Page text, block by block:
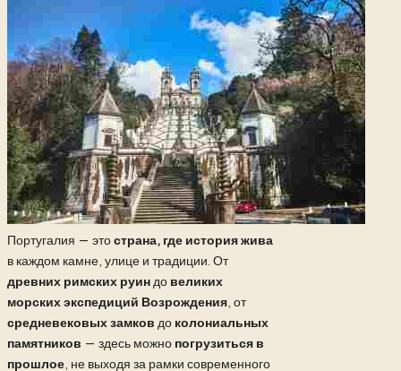
Португалия — этострана, где история жива
в каждом камне, улице и традиции. От
древних римских руиндо великих
морских экспедиций Возрождения, от
средневековых замков до колониальных
памятников — здесь можно погрузиться в
прошлое, не выходя за рамки современного